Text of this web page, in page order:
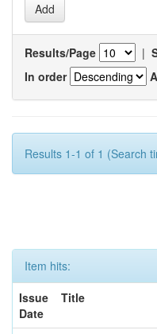
Results/Page |
In order
Results 1-1 of 1 (Search
Item hits:
Issue
Date
Title